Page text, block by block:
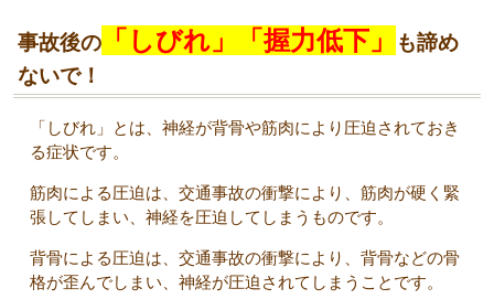
事故後の 「しびれ」「握力低下」
も諦め
ないで！
「しびれ」とは、神経が背骨や筋肉により圧迫されておき
る症状です。
筋肉による圧迫は、交通事故の衝撃により、筋肉が硬く緊
張してしまい、神経を圧迫してしまうものです。
背骨による圧迫は、交通事故の衝撃により、背骨などの骨
格が歪んでしまい、神経が圧迫されてしまうことです。